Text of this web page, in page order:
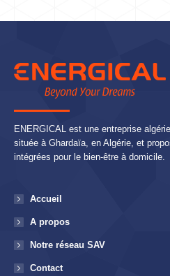
ENERGICAL est une entreprise
située à Ghardaïa, en Algérie, et
intégrées pour le bien-être à domicile.
Accueil
A propos
Notre réseau SAV
Contact